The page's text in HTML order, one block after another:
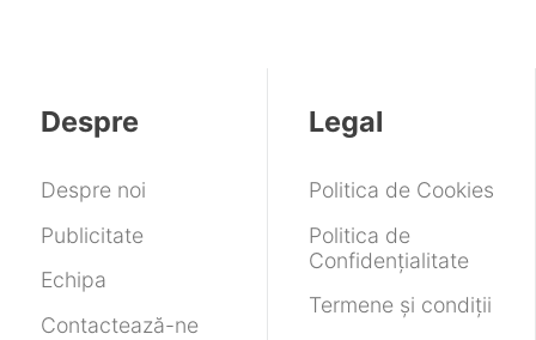
Despre
Despre noi
Publicitate
Echipa
Contactează-ne
Legal
Politica de Cookies
Politica de
Confidențialitate
Termene și condiții